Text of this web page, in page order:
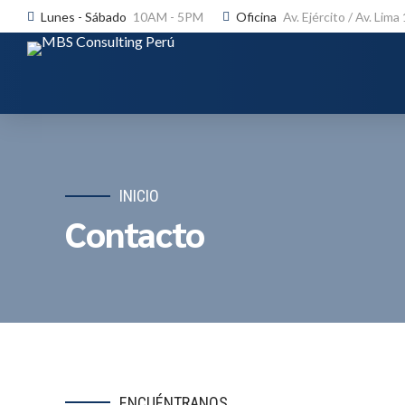
Lunes - Sábado 10AM - 5PM Oficina Av. Ejército / Av. Lima
INICIO
Contacto